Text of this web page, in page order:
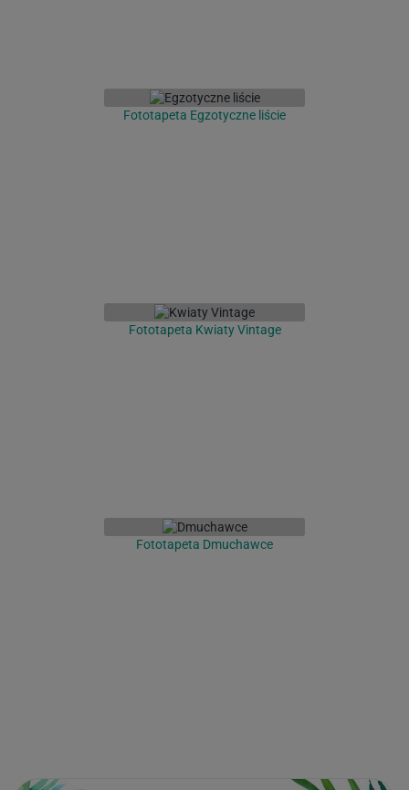
Fototapeta Egzotyczne liście
Fototapeta Kwiaty Vintage
Fototapeta Dmuchawce